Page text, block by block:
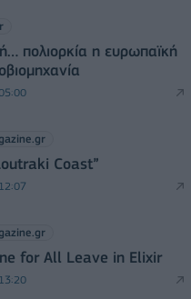
πολιορκία η ευρωπαϊκή
Coast”
for All Leave in Elixir